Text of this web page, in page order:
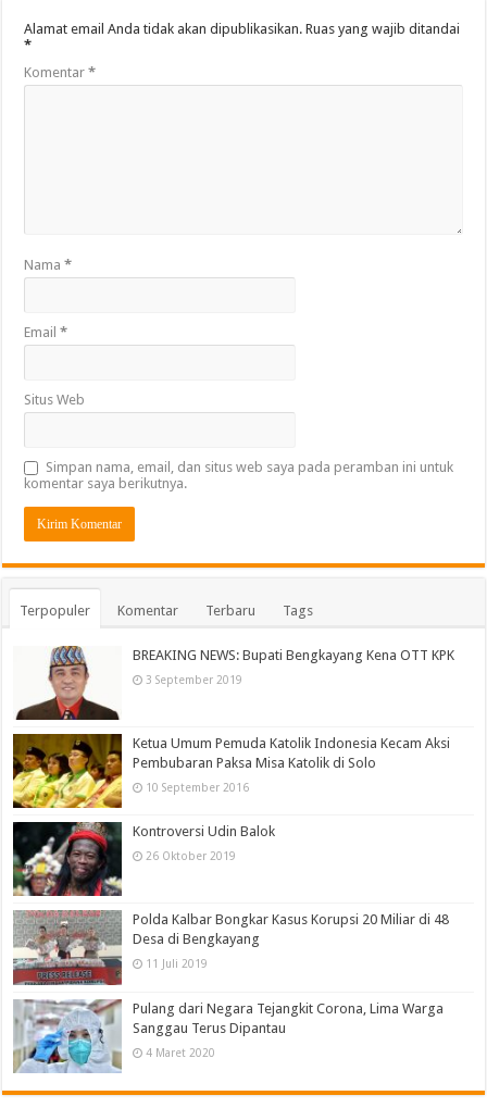
Alamat email Anda tidak akan dipublikasikan. Ruas yang wajib ditandai
*
Komentar*
Nama*
Email*
Situs Web
Simpan nama, email, dan situs web saya pada peramban ini untuk
komentar saya berikutnya.
Terpopuler Komentar Terbaru Tags
BREAKING NEWS: Bupati Bengkayang Kena OTT KPK
3 September 2019
Ketua Umum Pemuda Katolik Indonesia Kecam Aksi
Pembubaran Paksa Misa Katolik di Solo
10 September 2016
Kontroversi Udin Balok
26 Oktober 2019
Polda Kalbar Bongkar Kasus Korupsi 20 Miliar di 48
Desa di Bengkayang
11 Juli 2019
Pulang dari Negara Tejangkit Corona, Lima Warga
Sanggau Terus Dipantau
4 Maret 2020